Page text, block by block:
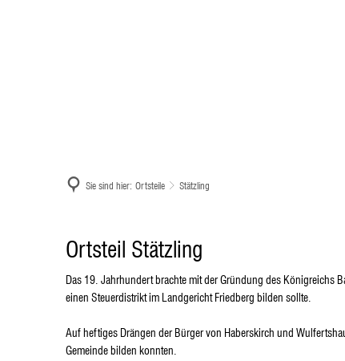
Sie sind hier: Ortsteile Stätzling
StätzlingOrtsteil Stätzling
Das 19. Jahrhundert brachte mit der Gründung des Königreichs
einen Steuerdistrikt im Landgericht Friedberg bilden sollte.
Auf heftiges Drängen der Bürger von Haberskirch und
Gemeinde bilden konnten.